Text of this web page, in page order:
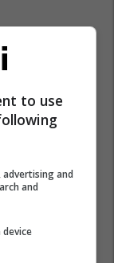
to use
and
and